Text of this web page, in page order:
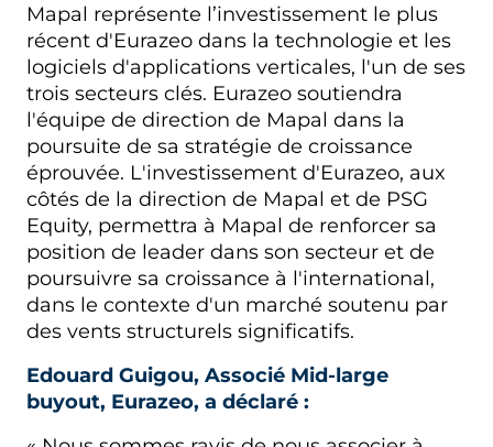
Mapal représente l’investissement le plus
récent d'Eurazeo dans la technologie et les
logiciels d'applications verticales, l'un de ses
trois secteurs clés. Eurazeo soutiendra
l'équipe de direction de Mapal dans la
poursuite de sa stratégie de croissance
éprouvée. L'investissement d'Eurazeo, aux
côtés de la direction de Mapal et de PSG
Equity, permettra à Mapal de renforcer sa
position de leader dans son secteur et de
poursuivre sa croissance à l'international,
dans le contexte d'un marché soutenu par
des vents structurels significatifs.
Edouard Guigou, Associé Mid-large
buyout, Eurazeo, a déclaré :